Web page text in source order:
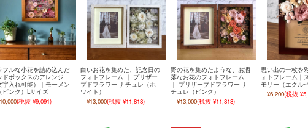
フルな小花を詰め込んだ
ドボックスのアレンジ
字入れ可能）｜モーメン
ピンク）Lサイズ
(税抜 ¥9,091)
白いお花を集めた、記念日の
フォトフレーム ｜ プリザー
ブドフラワー ナチュレ（ホ
ワイト）
¥13,000(税抜 ¥11,818)
野の花を集めたような、お洒
落なお花のフォトフレーム
｜ プリザーブドフラワー ナ
チュレ（ピンク）
¥13,000(税抜 ¥11,818)
思い出の一枚を
ォトフレーム｜
モリー（エクル
¥6,200(税抜